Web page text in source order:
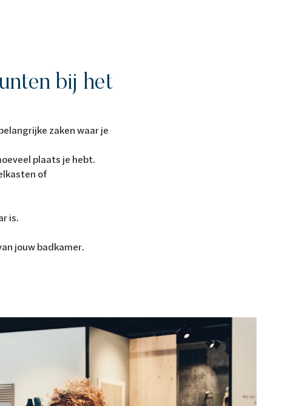
bij het
zaken waar je
plaats je hebt.
of
is.
jouw badkamer.